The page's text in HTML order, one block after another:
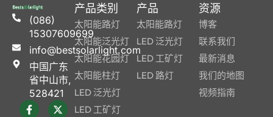
(086)
15307609699
info@bestsolarlight.com
中国广东
省中山市,
528421
产品类别
太阳能路灯
太阳能泛光灯
太阳能花园灯
太阳能柱灯
LED 泛光灯
LED 工矿灯
产品
太阳能路灯
LED 泛光灯
LED 工矿灯
LED 路灯
资源
博客
联系我们
最新消息
我们的地图
视频指南